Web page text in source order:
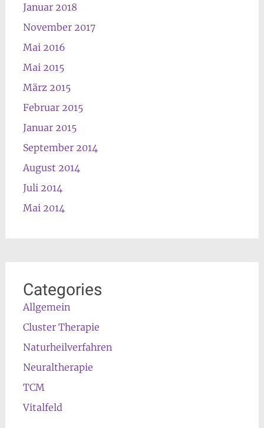
Januar 2018
November 2017
Mai 2016
Mai 2015
März 2015
Februar 2015
Januar 2015
September 2014
August 2014
Juli 2014
Mai 2014
Categories
Allgemein
Cluster Therapie
Naturheilverfahren
Neuraltherapie
TCM
Vitalfeld